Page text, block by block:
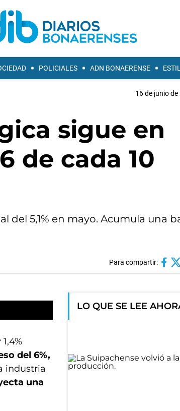
POLICIALES ADN BONAERENSE
16 de junio
sigue en
de cada 10
5,1% en mayo. Acumula una
Para compartir:
del 6%,
industria
una
LO QUE SE LEE